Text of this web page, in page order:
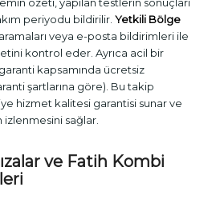
periyodu bildirilir. Yetkili Bölge
veya e-posta bildirimleri ile
kontrol eder. Ayrıca acil bir
kapsamında ücretsiz
şartlarına göre). Bu takip
hizmet kalitesi garantisi sunar ve
sağlar.
ve Fatih Kombi